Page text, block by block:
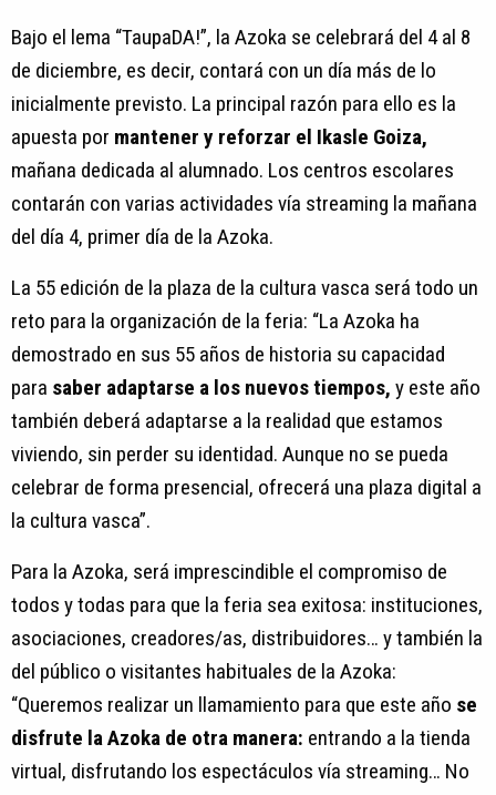
Bajo el lema “TaupaDA!”, la Azoka se celebrará del 4 al 8
de diciembre, es decir, contará con un día más de lo
inicialmente previsto. La principal razón para ello es la
apuesta por mantener y reforzar el Ikasle Goiza,
mañana dedicada al alumnado. Los centros escolares
contarán con varias actividades vía streaming la mañana
del día 4, primer día de la Azoka.
La 55 edición de la plaza de la cultura vasca será todo un
reto para la organización de la feria: “La Azoka ha
demostrado en sus 55 años de historia su capacidad
para saber adaptarse a los nuevos tiempos, y este año
también deberá adaptarse a la realidad que estamos
viviendo, sin perder su identidad. Aunque no se pueda
celebrar de forma presencial, ofrecerá una plaza digital a
la cultura vasca”.
Para la Azoka, será imprescindible el compromiso de
todos y todas para que la feria sea exitosa: instituciones,
asociaciones, creadores/as, distribuidores… y también la
del público o visitantes habituales de la Azoka:
“Queremos realizar un llamamiento para que este año se
disfrute la Azoka de otra manera: entrando a la tienda
virtual, disfrutando los espectáculos vía streaming… No